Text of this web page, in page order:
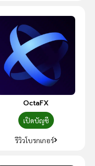
OctaFX
เปิดบัญชี
รีวิวโบรกเกอร์